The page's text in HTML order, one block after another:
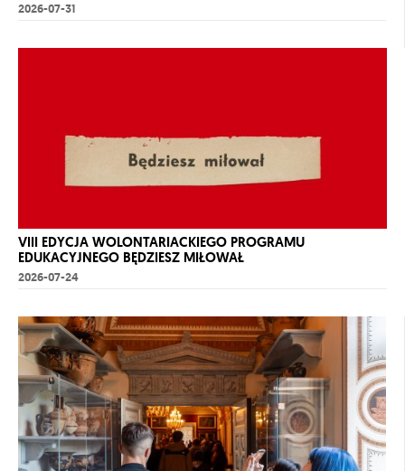
2026-07-31
VIII EDYCJA WOLONTARIACKIEGO PROGRAMU
EDUKACYJNEGO BĘDZIESZ MIŁOWAŁ
2026-07-24